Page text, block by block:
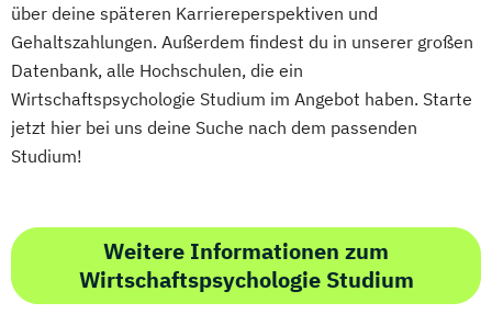
über deine späteren Karriereperspektiven und
Gehaltszahlungen. Außerdem findest du in unserer großen
Datenbank, alle Hochschulen, die ein
Wirtschaftspsychologie Studium im Angebot haben. Starte
jetzt hier bei uns deine Suche nach dem passenden
Studium!
Weitere Informationen zum
Wirtschaftspsychologie Studium